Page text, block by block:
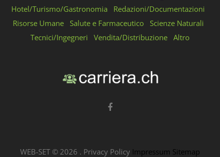
Hotel/Turismo/Gastronomia
Redazioni/Documentazioni
Risorse Umane
Salute e Farmaceutico
Scienze Naturali
Tecnici/Ingegneri
Vendita/Distribuzione Altro
WEB-SET © 2026 . Privacy Policy Impressum Sitemap